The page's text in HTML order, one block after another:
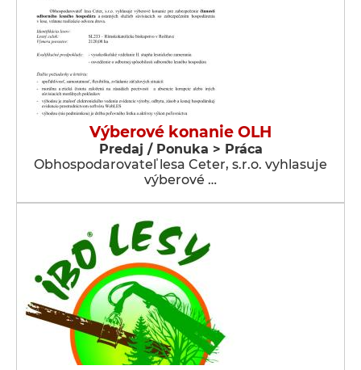
Výberové konanie OLH
Predaj / Ponuka > Práca
Obhospodarovateľ lesa Ceter, s.r.o. vyhlasuje
výberové …